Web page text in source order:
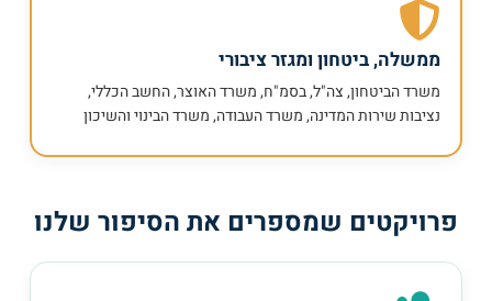
ממשלה, ביטחון ומגזר ציבורי
משרד הביטחון, צה"ל, בסמ"ח, משרד האוצר, החשב הכללי,
נציבות שירות המדינה, משרד העבודה, משרד הבינוי והשיכון
פרויקטים שמספרים את הסיפור שלנו